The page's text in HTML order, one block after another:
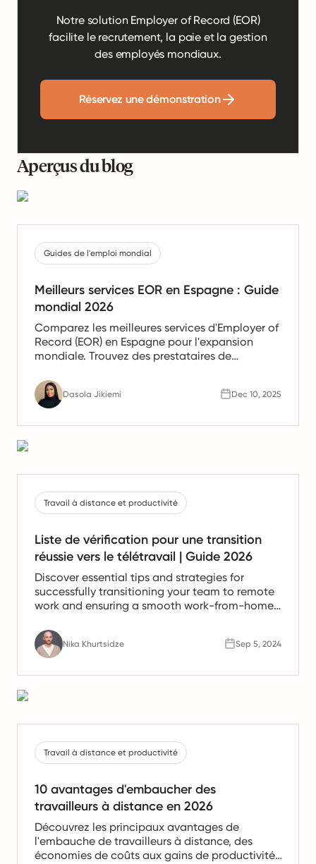
Notre solution Employer of Record (EOR)
facilite le recrutement, la paie et la gestion
des employés mondiaux.
Réservez une démonstration
Aperçus du blog
Guides de l'emploi mondial
Meilleurs services EOR en Espagne : Guide
mondial 2026
Comparez les meilleures services d'Employer of
Record (EOR) en Espagne pour l'expansion
mondiale. Trouvez des prestataires de
gestion des ressources humaines et de
conformité pour les équipes en Espagne.
Dasola Jikiemi Dec 10, 2025
Travail à distance et productivité
Liste de vérification pour une transition
réussie vers le télétravail | Guide 2026
Discover essential tips and strategies for
successfully transitioning your team to remote
work and ensuring a smooth work-from-home
Nika Khurtsidze Sep 5, 2024
Travail à distance et productivité
10 avantages d'embaucher des
travailleurs à distance en 2026
Découvrez les principaux avantages de
l'embauche de travailleurs à distance, des
économies de coûts aux gains de productivité.